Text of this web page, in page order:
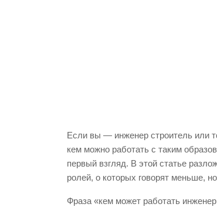
Если вы — инженер строитель или
кем можно работать с таким
первый взгляд. В этой статье
ролей, о которых говорят меньше,
Фраза «кем может работать